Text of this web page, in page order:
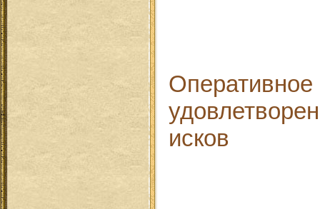
Оперативное
исков